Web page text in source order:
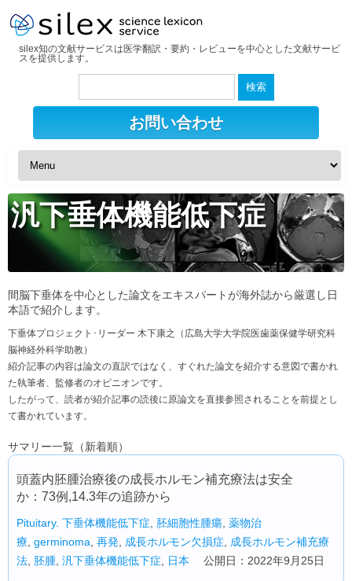
silex知の文献サービスは医学翻訳・要約・レビューを中心とした文献サービ
スを提供します。
検
お問い合わせ
汎下垂体機能低下症
間脳下垂体を中心とした論文をエキスパートが海外誌から厳選し日
本語で紹介します。
下垂体プロジェクト･リーダー 木下康之（広島大学大学院医歯薬保健学研究科
脳神経外科学助教）
紹介記事の内容は論文の直訳ではなく、すぐれた論文を紹介する意図で書かれ
た執筆者、監修者のオピニオンです。
したがって、読者が紹介記事の読後に原論文を直接参照されることを前提とし
て書かれています。
サマリー一覧（新着順）
頭蓋内胚腫治療後の成長ホルモン補充療法は安全
か：73例,14.3年の追跡から
Pituitary. 下垂体機能低下症 胚細胞性腫瘍 薬物治
療 germinoma 再発 成長ホルモン欠損症
成長ホルモン補充療
法 胚腫 汎下垂体機能低下症 日本 公開日：2022年9月25日